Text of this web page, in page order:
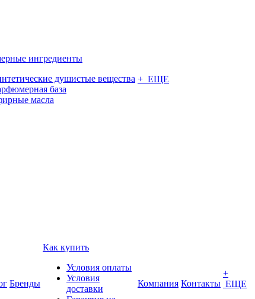
ингредиенты
душистые вещества
база
масла
+ ЕЩЕ
Бренды
Как купить
Условия оплаты
Условия
доставки
Компания Контакты
+
ЕЩЕ